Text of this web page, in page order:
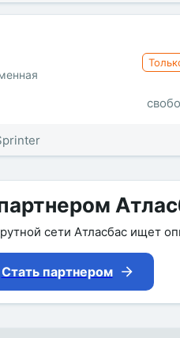
сети Атласбас ищет
Стать партнером